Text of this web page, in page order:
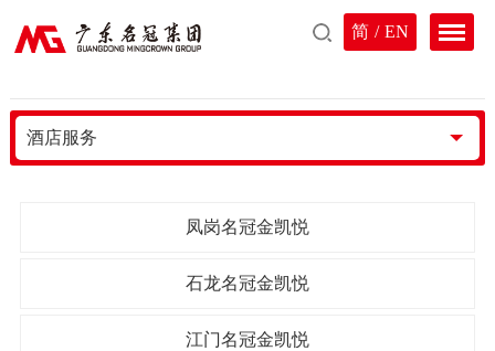
简 / EN
酒店服务
凤岗名冠金凯悦
石龙名冠金凯悦
江门名冠金凯悦